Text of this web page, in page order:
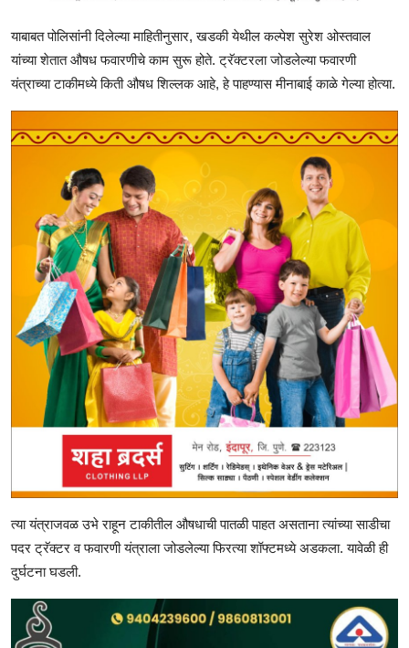
याबाबत पोलिसांनी दिलेल्या माहितीनुसार, खडकी येथील कल्पेश सुरेश ओस्तवाल
यांच्या शेतात औषध फवारणीचे काम सुरू होते. ट्रॅक्टरला जोडलेल्या फवारणी
यंत्राच्या टाकीमध्ये किती औषध शिल्लक आहे, हे पाहण्यास मीनाबाई काळे गेल्या होत्या.
त्या यंत्राजवळ उभे राहून टाकीतील औषधाची पातळी पाहत असताना त्यांच्या साडीचा
पदर ट्रॅक्टर व फवारणी यंत्राला जोडलेल्या फिरत्या शॉफ्टमध्ये अडकला. यावेळी ही
दुर्घटना घडली.